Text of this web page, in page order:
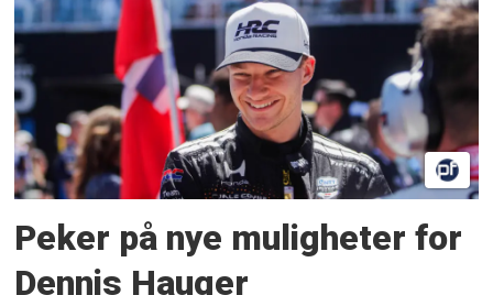
Peker på nye muligheter for
Dennis Hauger